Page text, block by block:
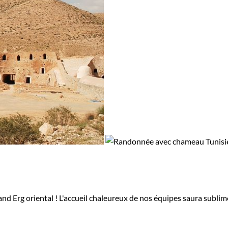
Erg oriental ! L'accueil chaleureux de nos équipes saura